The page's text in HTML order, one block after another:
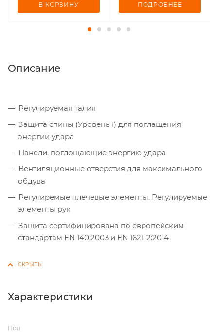
В КОРЗИНУ ПОДРОБНЕЕ
Описание
Регулируемая талия
Защита спины (Уровень 1) для поглащения
энергии удара
Панели, поглощающие энергию удара
Вентиляционные отверстия для максимального
обдува
Регулиремые плечевые элементы. Регулируемые
элементы рук
Защита сертифицирована по европейским
стандартам EN 140:2003 и EN 1621-2:2014
Характеристики
Пол